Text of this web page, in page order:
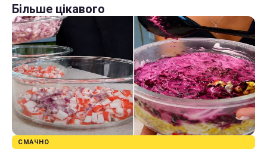
Більше цікавого
СМАЧНО